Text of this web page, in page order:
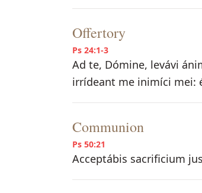
Offertory
Ps 24:1-3
Ad te, Dómine, levávi
irrídeant me inimíci mei:
Communion
Ps 50:21
Acceptábis sacrificium